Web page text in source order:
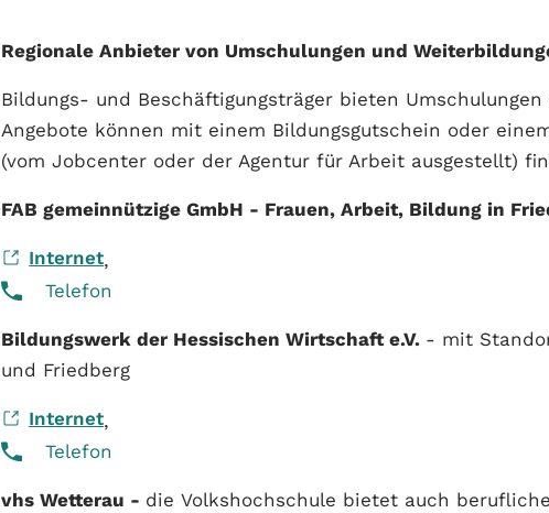
Regionale Anbieter von Umschulungen und
Bildungs- und Beschäftigungsträger bieten
Angebote können mit einem Bildungsgutschein oder
(vom Jobcenter oder der Agentur für Arbeit ausgestellt)
FAB gemeinnützige GmbH - Frauen, Arbeit, Bildung in
Internet,
Telefon
Bildungswerk der Hessischen Wirtschaft e.V. - mit
und Friedberg
Internet,
Telefon
vhs Wetterau - die Volkshochschule bietet auch